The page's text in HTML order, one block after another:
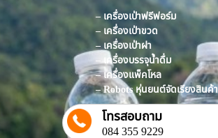
– เครื่องเป่าฟรีฟอร์ม
– เครื่องเป่าขวด
– เครื่องเป่าฝา
– เครื่องบรรจุน้ำดื่ม
– เครื่องแพ็คโหล
– Robots หุ่นยนต์จัดเรียงสินค้า
โทรสอบถาม
084 355 9229